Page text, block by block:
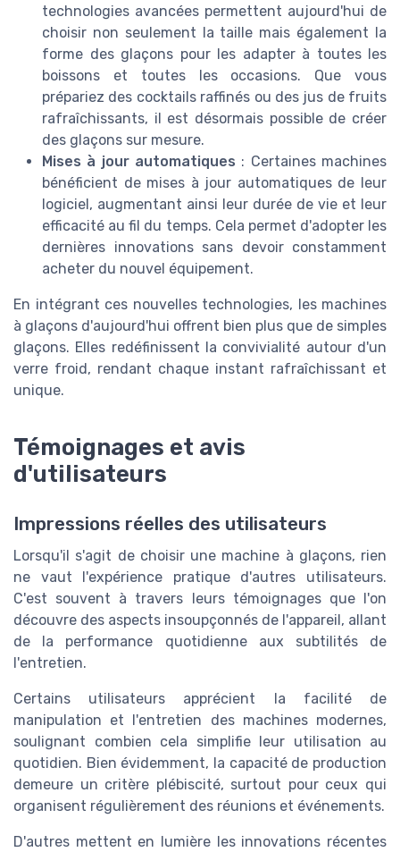
technologies avancées permettent aujourd'hui de
choisir non seulement la taille mais également la
forme des glaçons pour les adapter à toutes les
boissons et toutes les occasions. Que vous
prépariez des cocktails raffinés ou des jus de fruits
rafraîchissants, il est désormais possible de créer
des glaçons sur mesure.
Mises à jour automatiques : Certaines machines
bénéficient de mises à jour automatiques de leur
logiciel, augmentant ainsi leur durée de vie et leur
efficacité au fil du temps. Cela permet d'adopter les
dernières innovations sans devoir constamment
acheter du nouvel équipement.
En intégrant ces nouvelles technologies, les machines
à glaçons d'aujourd'hui offrent bien plus que de simples
glaçons. Elles redéfinissent la convivialité autour d'un
verre froid, rendant chaque instant rafraîchissant et
unique.
Témoignages et avis
d'utilisateurs
Impressions réelles des utilisateurs
Lorsqu'il s'agit de choisir une machine à glaçons, rien
ne vaut l'expérience pratique d'autres utilisateurs.
C'est souvent à travers leurs témoignages que l'on
découvre des aspects insoupçonnés de l'appareil, allant
de la performance quotidienne aux subtilités de
l'entretien.
Certains utilisateurs apprécient la facilité de
manipulation et l'entretien des machines modernes,
soulignant combien cela simplifie leur utilisation au
quotidien. Bien évidemment, la capacité de production
demeure un critère plébiscité, surtout pour ceux qui
organisent régulièrement des réunions et événements.
D'autres mettent en lumière les innovations récentes